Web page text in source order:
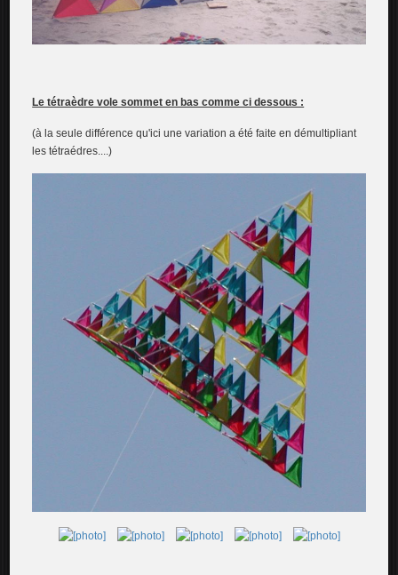
Le tétraèdre vole sommet en bas comme ci dessous :
(à la seule différence qu'ici une variation a été faite en démultipliant
les tétraédres....)